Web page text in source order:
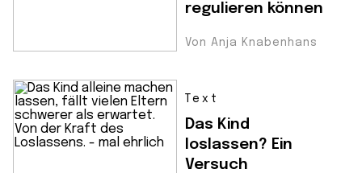
regulieren können
Von Anja Knabenhans
Text
Das Kind
loslassen? Ein
Versuch